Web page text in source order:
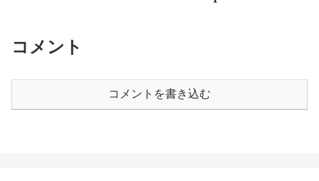
コメント
コメントを書き込む